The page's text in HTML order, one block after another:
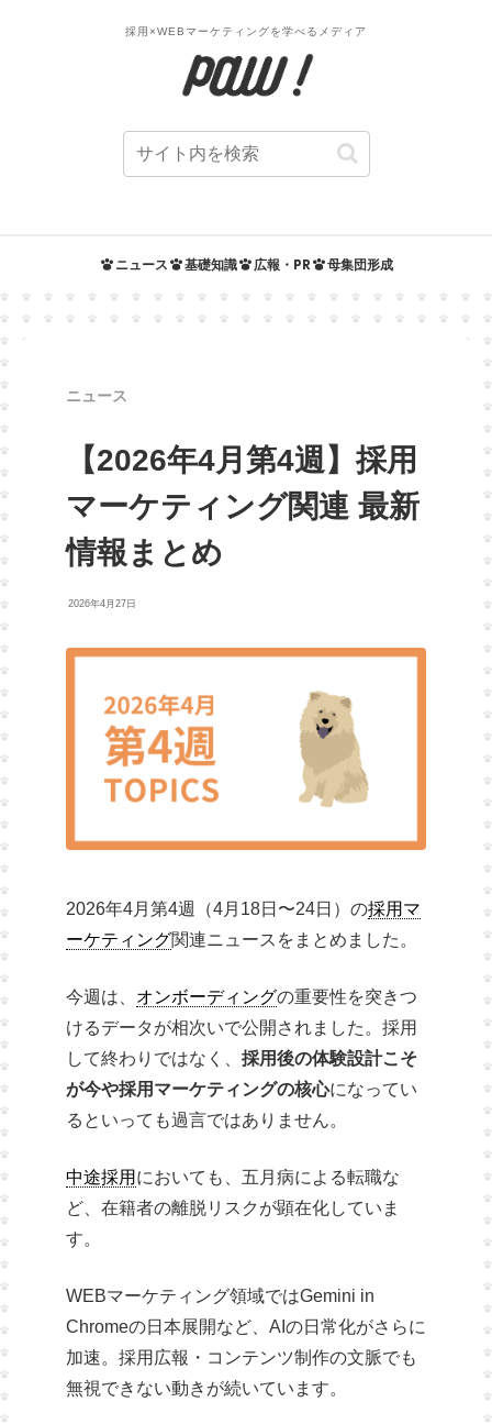
採用×WEBマーケティングを学べるメディア
ニュース 基礎知識 広報・PR 母集団形成
ニュース
【2026年4月第4週】採用
マーケティング関連 最新
情報まとめ
2026年4月27日
2026年4月第4週（4月18日〜24日）の採用マ
ーケティング関連ニュースをまとめました。
今週は、 オンボーディングの重要性を突きつ
けるデータが相次いで公開されました。採用
して終わりではなく、 採用後の体験設計こそ
が今や採用マーケティングの核心になってい
るといっても過言ではありません。
中途採用 においても、五月病による転職な
ど、在籍者の離脱リスクが顕在化していま
す。
WEBマーケティング領域ではGemini in
Chromeの日本展開など、AIの日常化がさらに
加速。採用広報・コンテンツ制作の文脈でも
無視できない動きが続いています。